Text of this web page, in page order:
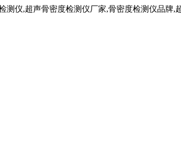
测仪,超声骨密度检测仪厂家,骨密度检测仪品牌